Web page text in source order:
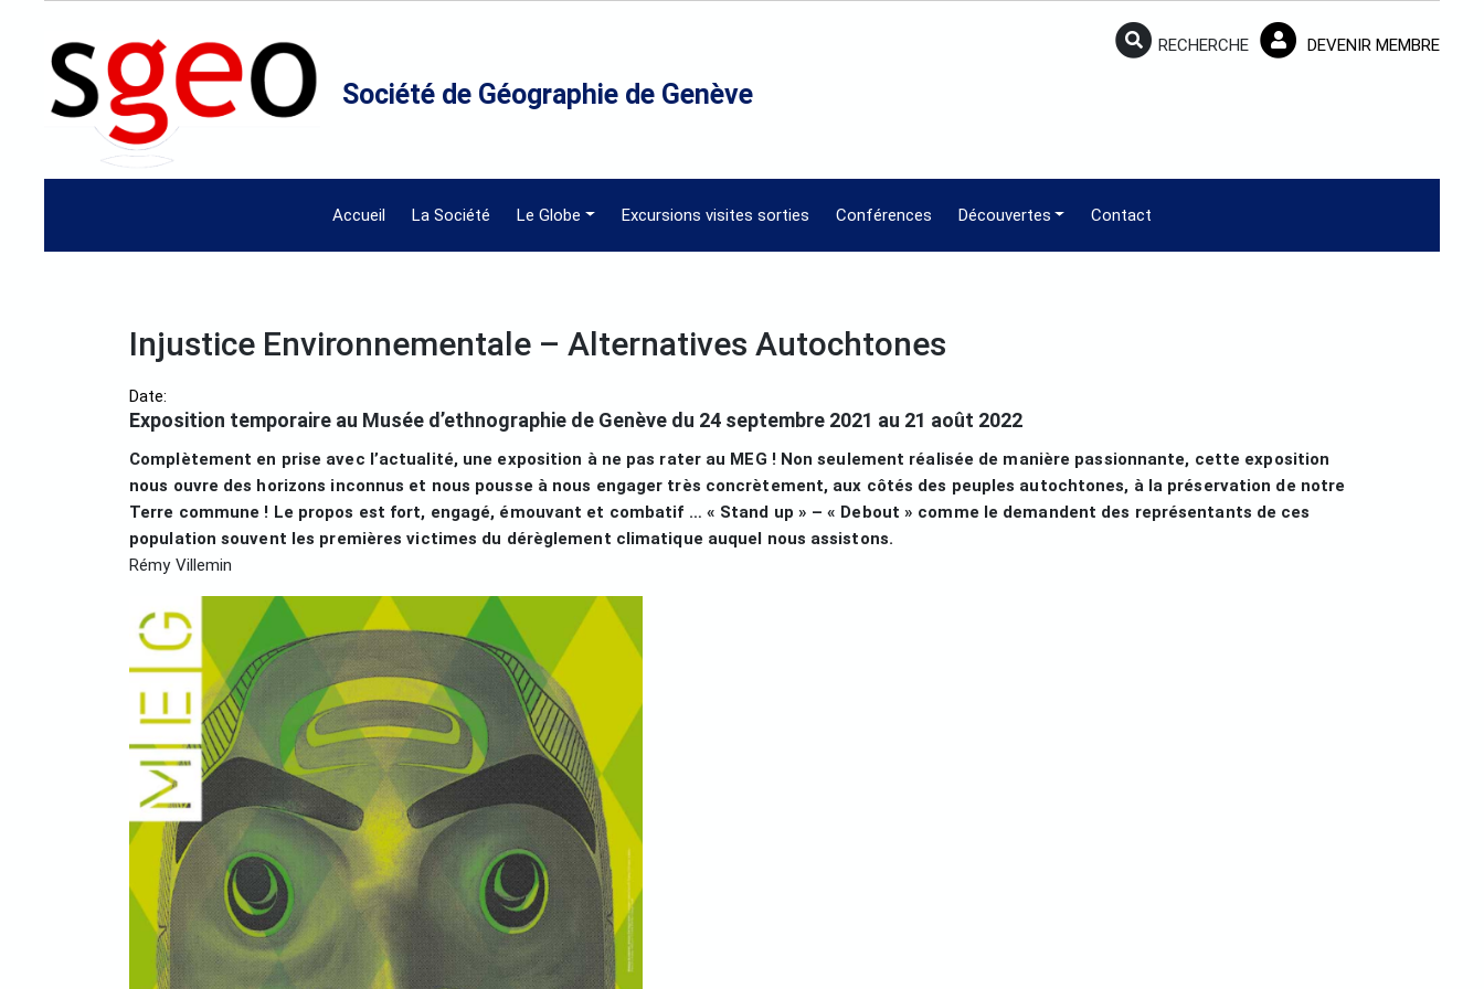
Société de Géographie de Genève
RECHERCHE DEVENIR MEMBRE
Accueil La Société Le Globe Excursions visites sorties Conférences Découvertes Contact
Injustice Environnementale – Alternatives Autochtones
Date:
Exposition temporaire au Musée d’ethnographie de Genève du 24 septembre 2021 au 21 août 2022
Complètement en prise avec l’actualité, une exposition à ne pas rater au MEG ! Non seulement réalisée de manière passionnante, cette exposition
nous ouvre des horizons inconnus et nous pousse à nous engager très concrètement, aux côtés des peuples autochtones, à la préservation de notre
Terre commune ! Le propos est fort, engagé, émouvant et combatif … « Stand up » – « Debout » comme le demandent des représentants de ces
population souvent les premières victimes du dérèglement climatique auquel nous assistons.
Rémy Villemin